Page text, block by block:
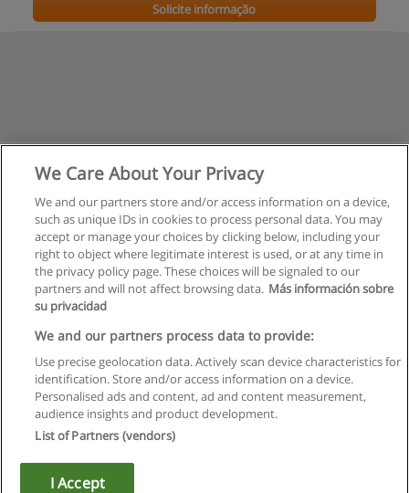
Solicite informação
Regras de uso
Privacidade de dados
Entrar em contato com Educaedu
Copyright © Educaedu Business S.L. - CIF : B-95610580: -
We Care About Your Privacy
We and our partners store and/or access information on a device,
such as unique IDs in cookies to process personal data. You may
accept or manage your choices by clicking below, including your
right to object where legitimate interest is used, or at any time in
the privacy policy page. These choices will be signaled to our
partners and will not affect browsing data. Más información sobre
su privacidad
We and our partners process data to provide:
Use precise geolocation data. Actively scan device characteristics for
identification. Store and/or access information on a device.
Personalised ads and content, ad and content measurement,
audience insights and product development.
List of Partners (vendors)
I Accept